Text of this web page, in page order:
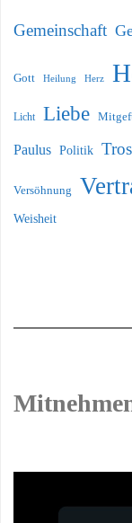
Gemeinschaft
Gott Heilung Herz
Licht Liebe
Paulus Politik
Versöhnung
Weisheit